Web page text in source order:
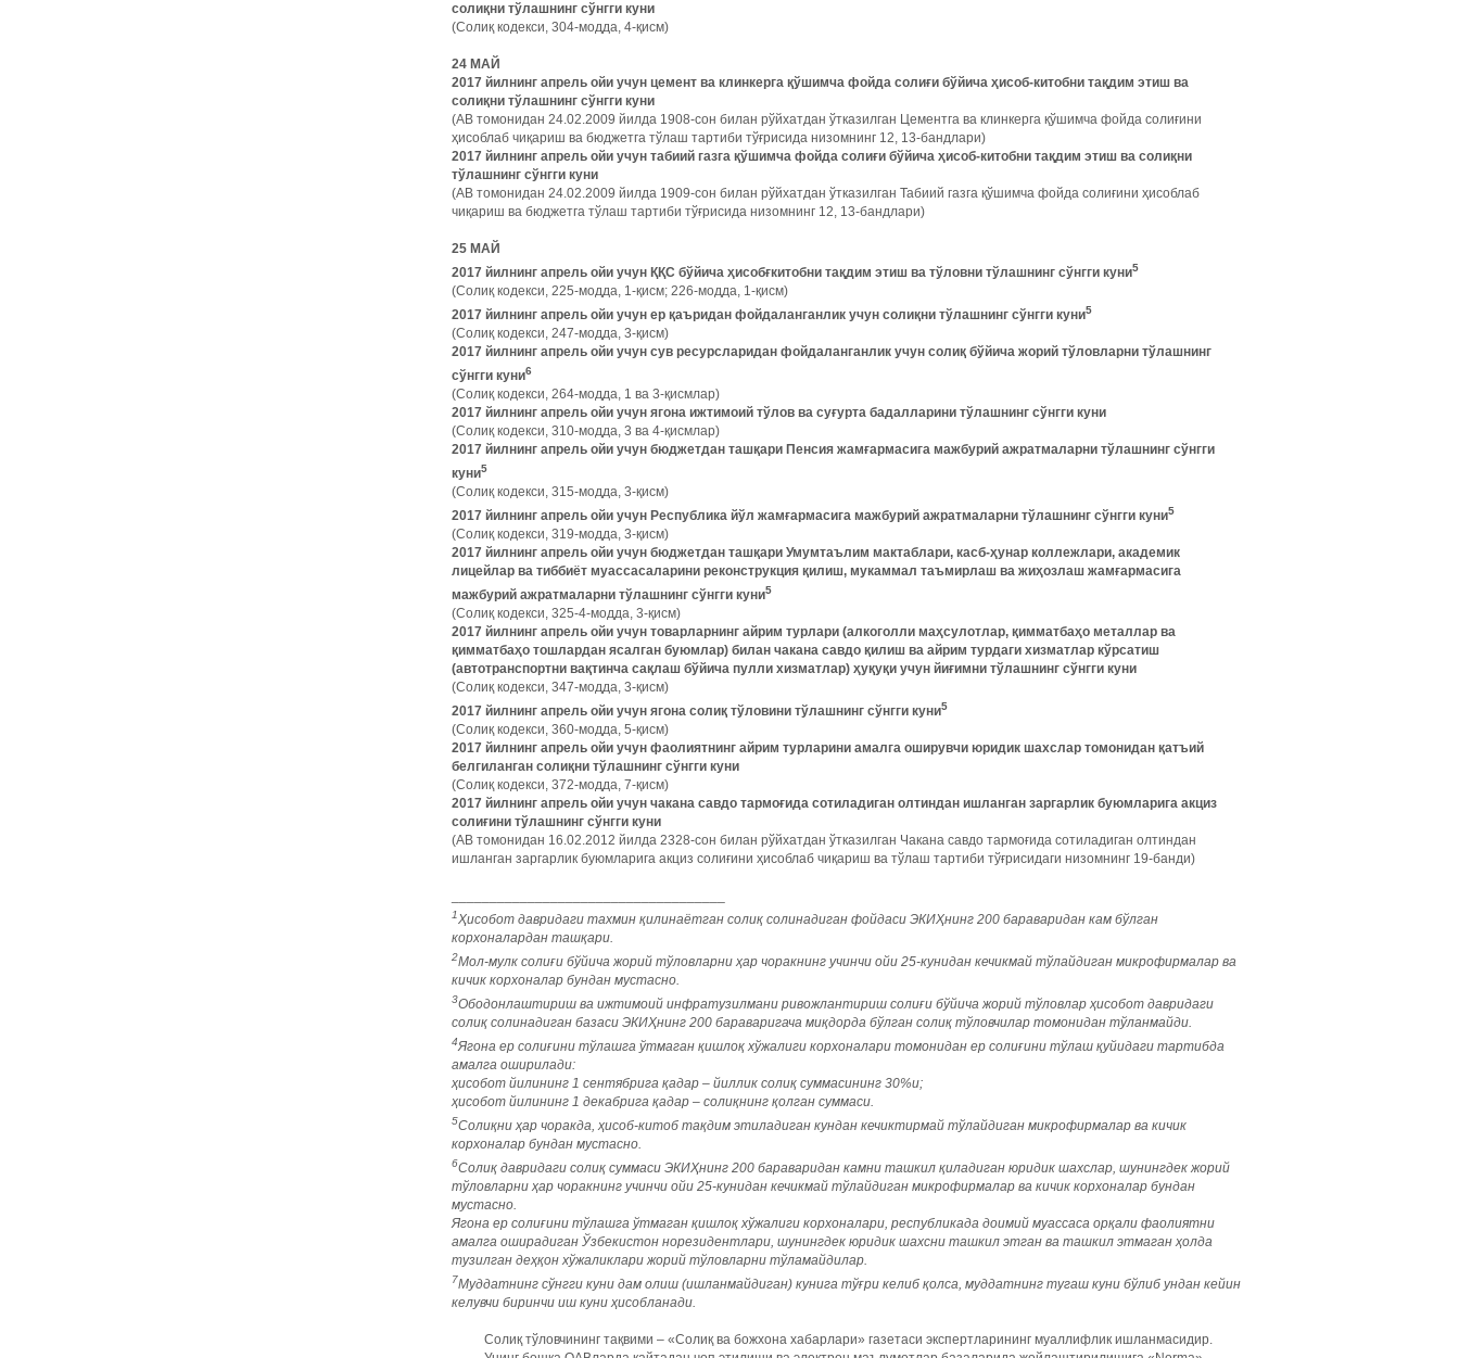
солиқни тўлашнинг сўнгги куни
(Солиқ кодекси, 304-модда, 4-қисм)
24 МАЙ
2017 йилнинг апрель ойи учун цемент ва клинкерга қўшимча фойда солиғи бўйича ҳисоб-китобни тақдим этиш ва
солиқни тўлашнинг сўнгги куни
(АВ томонидан 24.02.2009 йилда 1908-сон билан рўйхатдан ўтказилган Цементга ва клинкерга қўшимча фойда солиғини
ҳисоблаб чиқариш ва бюджетга тўлаш тартиби тўғрисида низомнинг 12, 13-бандлари)
2017 йилнинг апрель ойи учун табиий газга қўшимча фойда солиғи бўйича ҳисоб-китобни тақдим этиш ва солиқни
тўлашнинг сўнгги куни
(АВ томонидан 24.02.2009 йилда 1909-сон билан рўйхатдан ўтказилган Табиий газга қўшимча фойда солиғини ҳисоблаб
чиқариш ва бюджетга тўлаш тартиби тўғрисида низомнинг 12, 13-бандлари)
25 МАЙ
2017 йилнинг апрель ойи учун ҚҚС бўйича ҳисобғкитобни тақдим этиш ва тўловни тўлашнинг сўнгги куни5
(Солиқ кодекси, 225-модда, 1-қисм; 226-модда, 1-қисм)
2017 йилнинг апрель ойи учун ер қаъридан фойдаланганлик учун солиқни тўлашнинг сўнгги куни5
(Солиқ кодекси, 247-модда, 3-қисм)
2017 йилнинг апрель ойи учун сув ресурсларидан фойдаланганлик учун солиқ бўйича жорий тўловларни тўлашнинг
сўнгги куни6
(Солиқ кодекси, 264-модда, 1 ва 3-қисмлар)
2017 йилнинг апрель ойи учун ягона ижтимоий тўлов ва суғурта бадалларини тўлашнинг сўнгги куни
(Солиқ кодекси, 310-модда, 3 ва 4-қисмлар)
2017 йилнинг апрель ойи учун бюджетдан ташқари Пенсия жамғармасига мажбурий ажратмаларни тўлашнинг сўнгги
куни5
(Солиқ кодекси, 315-модда, 3-қисм)
2017 йилнинг апрель ойи учун Республика йўл жамғармасига мажбурий ажратмаларни тўлашнинг сўнгги куни5
(Солиқ кодекси, 319-модда, 3-қисм)
2017 йилнинг апрель ойи учун бюджетдан ташқари Умумтаълим мактаблари, касб-ҳунар коллежлари, академик
лицейлар ва тиббиёт муассасаларини реконструкция қилиш, мукаммал таъмирлаш ва жиҳозлаш жамғармасига
мажбурий ажратмаларни тўлашнинг сўнгги куни5
(Солиқ кодекси, 325-4-модда, 3-қисм)
2017 йилнинг апрель ойи учун товарларнинг айрим турлари (алкоголли маҳсулотлар, қимматбаҳо металлар ва
қимматбаҳо тошлардан ясалган буюмлар) билан чакана савдо қилиш ва айрим турдаги хизматлар кўрсатиш
(автотранспортни вақтинча сақлаш бўйича пулли хизматлар) ҳуқуқи учун йиғимни тўлашнинг сўнгги куни
(Солиқ кодекси, 347-модда, 3-қисм)
2017 йилнинг апрель ойи учун ягона солиқ тўловини тўлашнинг сўнгги куни5
(Солиқ кодекси, 360-модда, 5-қисм)
2017 йилнинг апрель ойи учун фаолиятнинг айрим турларини амалга оширувчи юридик шахслар томонидан қатъий
белгиланган солиқни тўлашнинг сўнгги куни
(Солиқ кодекси, 372-модда, 7-қисм)
2017 йилнинг апрель ойи учун чакана савдо тармоғида сотиладиган олтиндан ишланган заргарлик буюмларига акциз
солиғини тўлашнинг сўнгги куни
(АВ томонидан 16.02.2012 йилда 2328-сон билан рўйхатдан ўтказилган Чакана савдо тармоғида сотиладиган олтиндан
ишланган заргарлик буюмларига акциз солиғини ҳисоблаб чиқариш ва тўлаш тартиби тўғрисидаги низомнинг 19-банди)
1Ҳисобот давридаги тахмин қилинаётган солиқ солинадиган фойдаси ЭКИҲнинг 200 бараваридан кам бўлган
корхоналардан ташқари.
2Мол-мулк солиғи бўйича жорий тўловларни ҳар чоракнинг учинчи ойи ­25-кунидан кечикмай тўлайдиган микрофирмалар ва
кичик корхоналар бундан мустасно.
3Ободонлаштириш ва ижтимоий инфратузилмани ривожлантириш солиғи бўйича жорий тўловлар ҳисобот давридаги
солиқ солинадиган базаси ЭКИҲнинг 200 бараваригача миқдорда бўлган солиқ тўловчилар томонидан тўланмайди.
4Ягона ер солиғини тўлашга ўтмаган қишлоқ хўжалиги корхоналари томонидан ер солиғини тўлаш қуйидаги тартибда
амалга оширилади:
ҳисобот йилининг 1 сентябрига қадар – йиллик солиқ суммасининг 30%и;
ҳисобот йилининг 1 декабрига қадар – солиқнинг қолган суммаси.
5Солиқни ҳар чоракда, ҳисоб-китоб тақдим этиладиган кундан кечиктирмай тўлайдиган микрофирмалар ва кичик
корхоналар бундан мустасно.
6Солиқ давридаги солиқ суммаси ЭКИҲнинг 200 бараваридан камни ташкил қиладиган юридик шахслар, шунингдек жорий
тўловларни ҳар чоракнинг учинчи ойи 25-кунидан кечикмай тўлайдиган микрофирмалар ва кичик корхоналар бундан
мустасно.
Ягона ер солиғини тўлашга ўтмаган қишлоқ хўжалиги корхоналари, республикада доимий муассаса орқали фаолиятни
амалга оширадиган Ўзбекистон норезидентлари, шунингдек юридик шахсни ташкил этган ва ташкил этмаган ҳолда
тузилган деҳқон хўжаликлари жорий тўловларни тўламайдилар.
7Муддатнинг сўнгги куни дам олиш (ишланмайдиган) кунига тўғри келиб қолса, муддатнинг тугаш куни бўлиб ундан кейин
келувчи биринчи иш куни ҳисобланади.
Солиқ тўловчининг тақвими – «Солиқ ва божхона хабарлари» газетаси экспертларининг муаллифлик ишланмасидир.